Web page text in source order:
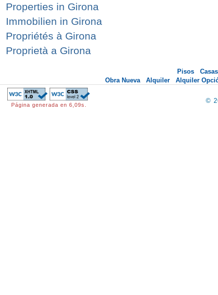
Properties in Girona
Immobilien in Girona
Propriétés à Girona
Proprietà a Girona
Pisos
Casas
Obra Nueva
Alquiler Alquiler
Página generada en 6,09s.
©